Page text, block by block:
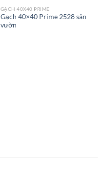
GẠCH 40X40 PRIME
Gạch 40×40 Prime 2528 sân
vườn